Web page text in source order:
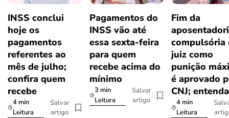
INSS conclui
hoje os
pagamentos
referentes ao
mês de julho;
confira quem
recebe
4 min
Leitura
Salvar
artigo
Pagamentos do
INSS vão até
essa sexta-feira
para quem
recebe acima do
mínimo
3 min
Leitura
Salvar
artigo
Fim da
compulsória
juiz como
punição
é aprovado
CNJ; entenda
4 min
Leitura